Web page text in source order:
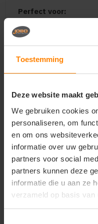
Toestemming
Deze website maakt
We gebruiken cookies
personaliseren, om
en om ons
informatie over uw
partners voor social
partners kunnen deze
informatie die u aan ze
verzameld op basis van
Perfect voor:
Representatieve
heren in de
Uniforme kleding
evenementen en
Belangrijkste
Vulling:
voor een optimale
Buitenstof:
materiaal dat
Pasvorm:Moderne
herenpasvorm voor
Design:Mouwloos
robuuste ritssluiting,
ritszakken